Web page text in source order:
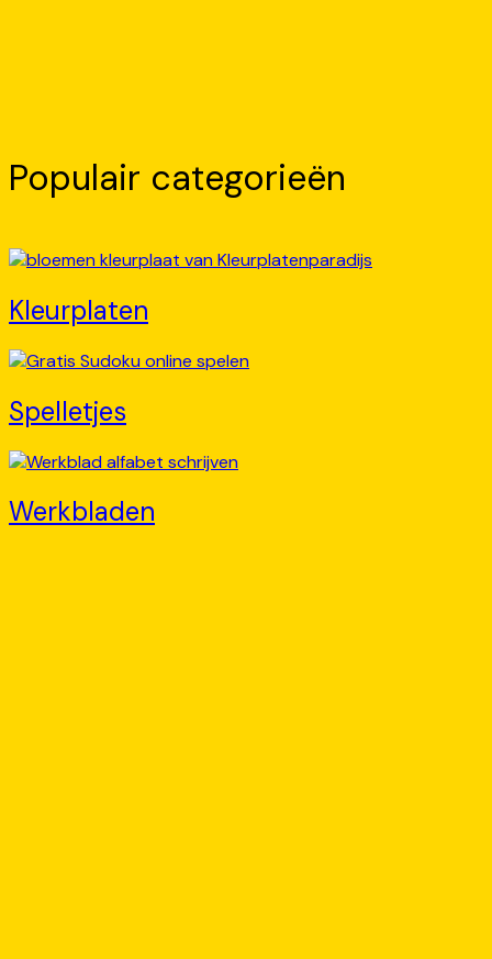
Populair categorieën
Kleurplaten
Spelletjes
Werkbladen